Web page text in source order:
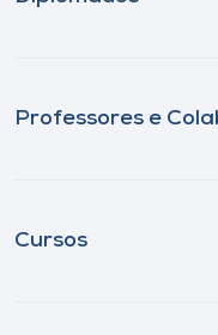
Professores e
Cursos